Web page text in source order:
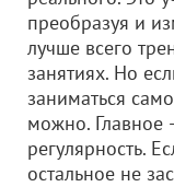
преобразуя и
лучше всего
занятиях. Но
заниматься
можно. Главное
регулярность.
остальное не